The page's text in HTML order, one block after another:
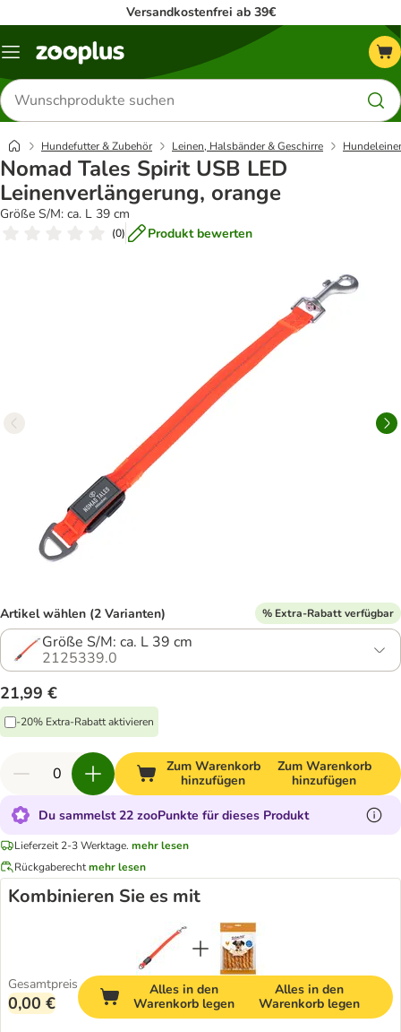
Versandkostenfrei ab 39€
Menü
Produkte
suchen
Hundefutter & Zubehör Leinen, Halsbänder & Geschirre
Nomad Tales Spirit USB LED
Leinenverlängerung, orange
Größe S/M: ca. L 39 cm
(0) Produkt bewerten
Artikel wählen (2 Varianten) % Extra-Rabatt verfügbar
Größe S/M: ca. L 39 cm
2125339.0
21,99 €
-20% Extra-Rabatt aktivieren
Zum Warenkorb
hinzufügen
Zum Warenkorb
hinzufügen
Du sammelst 22 zooPunkte für dieses Produkt
Lieferzeit 2-3 Werktage. mehr lesen
Rückgaberechtmehr lesen
Kombinieren Sie es mit
Gesamtpreis
0,00 €
Alles in den
Warenkorb legen
Alles in den
Warenkorb legen